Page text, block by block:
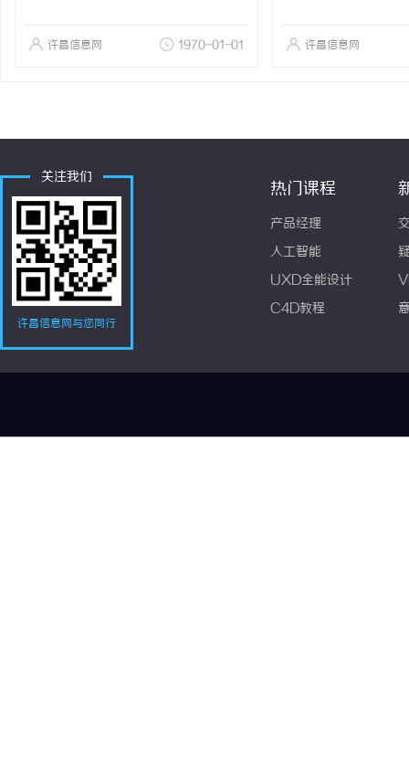
许昌信息网 1970-01-01 许昌信息网
关注我们
许昌信息网与您同行
热门课程
产品经理
人工智能
UXD全能设计
C4D教程